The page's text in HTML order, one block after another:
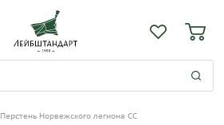
Перстень Норвежского легиона СС